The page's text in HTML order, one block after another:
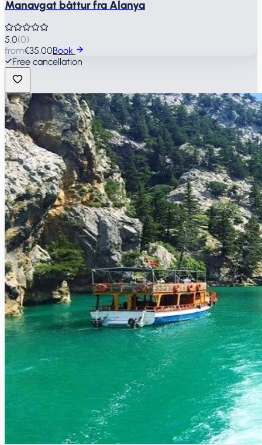
Manavgat båttur fra Alanya
5.0(0)
from€35,00Book
Free cancellation